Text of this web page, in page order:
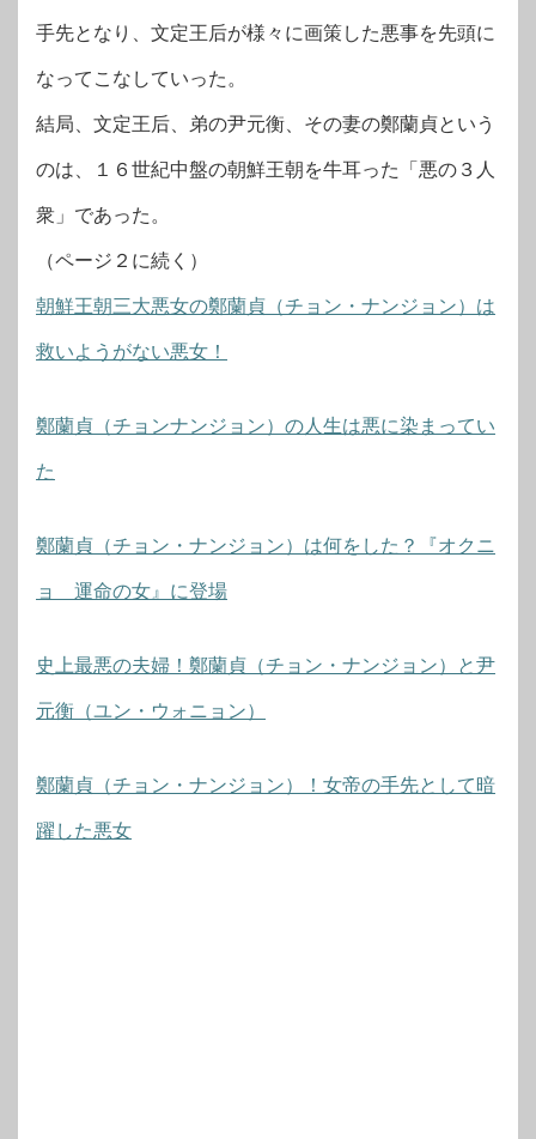
手先となり、文定王后が様々に画策した悪事を先頭に
なってこなしていった。
結局、文定王后、弟の尹元衡、その妻の鄭蘭貞という
のは、１６世紀中盤の朝鮮王朝を牛耳った「悪の３人
衆」であった。
（ページ２に続く）
朝鮮王朝三大悪女の鄭蘭貞（チョン・ナンジョン）は
救いようがない悪女！
鄭蘭貞（チョンナンジョン）の人生は悪に染まってい
た
鄭蘭貞（チョン・ナンジョン）は何をした？『オクニ
ョ 運命の女』に登場
史上最悪の夫婦！鄭蘭貞（チョン・ナンジョン）と尹
元衡（ユン・ウォニョン）
鄭蘭貞（チョン・ナンジョン）！女帝の手先として暗
躍した悪女